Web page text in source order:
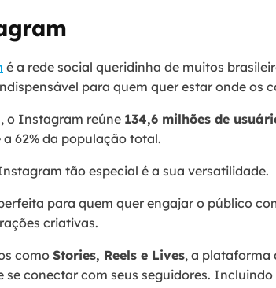
é a rede social queridinha de muitos
para quem quer estar onde os
o Instagram reúne 134,6 milhões de
62% da população total.
tão especial é a sua versatilidade.
para quem quer engajar o público
criativas.
como Stories, Reels e Lives, a plataforma
se conectar com seus seguidores. Incluindo